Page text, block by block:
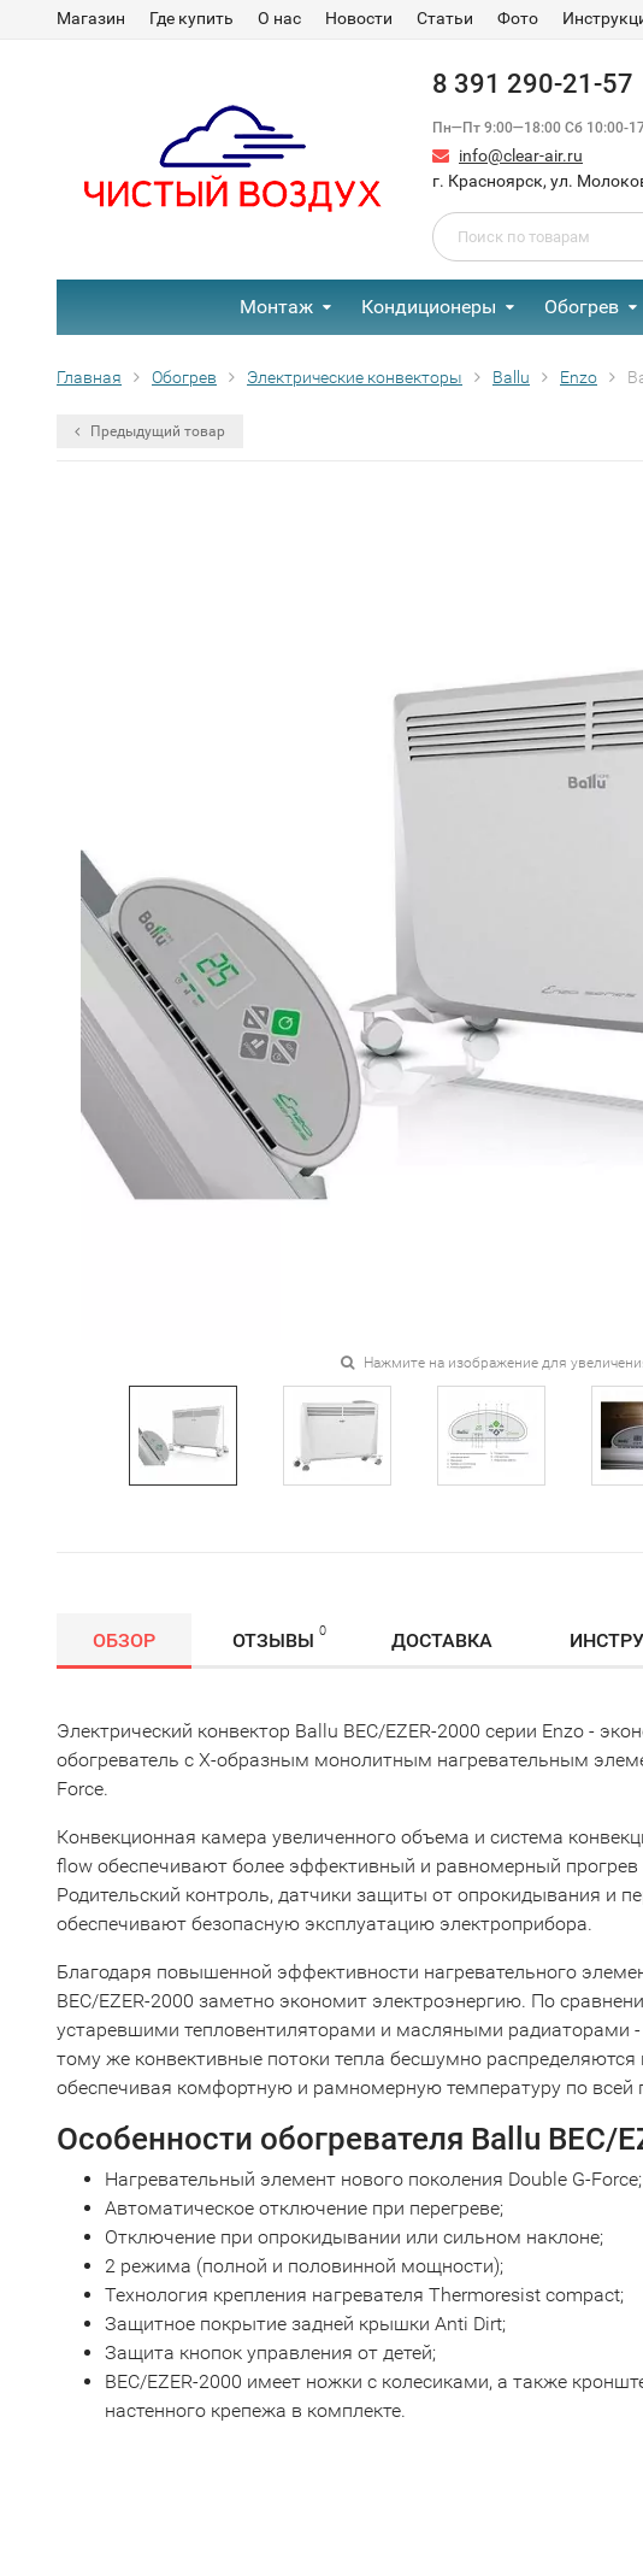
Магазин Где купить О нас Новости Статьи Фото
8 391 290-21-57
Пн—Пт 9:00—18:00 Сб 10:00-
info@clear-air.ru
г. Красноярск, ул.
Монтаж Кондиционеры Обогрев
Главная Обогрев Электрические конвекторы Ballu Enzo
Предыдущий товар
Нажмите на изображение для
ОБЗОР ОТЗЫВЫ 0 ДОСТАВКА
Электрический конвектор Ballu BEC/EZER-2000 серии Enzo -
обогреватель с Х-образным монолитным нагревательным
Force.
Конвекционная камера увеличенного объема и система
flow обеспечивают более эффективный и равномерный прогрев
Родительский контроль, датчики защиты от опрокидывания и
обеспечивают безопасную эксплуатацию электроприбора.
Благодаря повышенной эффективности нагревательного
BEC/EZER-2000 заметно экономит электроэнергию. По
устаревшими тепловентиляторами и масляными радиаторами -
тому же конвективные потоки тепла бесшумно распределяются
обеспечивая комфортную и рамномерную температуру по всей
Особенности обогревателя Ballu BEC/
Нагревательный элемент нового поколения Double G-Force;
Автоматическое отключение при перегреве;
Отключение при опрокидывании или сильном наклоне;
2 режима (полной и половинной мощности);
Технология крепления нагревателя Thermoresist compact;
Защитное покрытие задней крышки Anti Dirt;
Защита кнопок управления от детей;
BEC/EZER-2000 имеет ножки с колесиками, а также
настенного крепежа в комплекте.